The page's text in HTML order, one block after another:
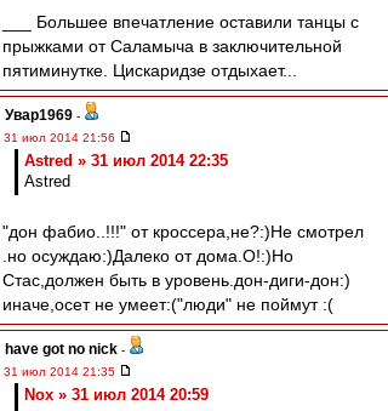
___ Большее впечатление оставили танцы с
прыжками от Саламыча в заключительной
пятиминутке. Цискаридзе отдыхает...
Увар1969 -
31 июл 2014 21:56
Astred » 31 июл 2014 22:35
Astred
"дон фабио..!!!" от кроссера,не?:)Не смотрел
.но осуждаю:)Далеко от дома.О!:)Но
Стас,должен быть в уровень.дон-диги-дон:)
иначе,осет не умеет:("люди" не поймут :(
have got no nick -
31 июл 2014 21:35
Nox » 31 июл 2014 20:59